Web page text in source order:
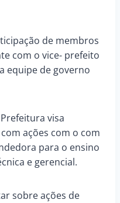
de membros
com o vice- prefeito
equipe de governo
visa
ações com o com
para o ensino
e gerencial.
sobre ações de